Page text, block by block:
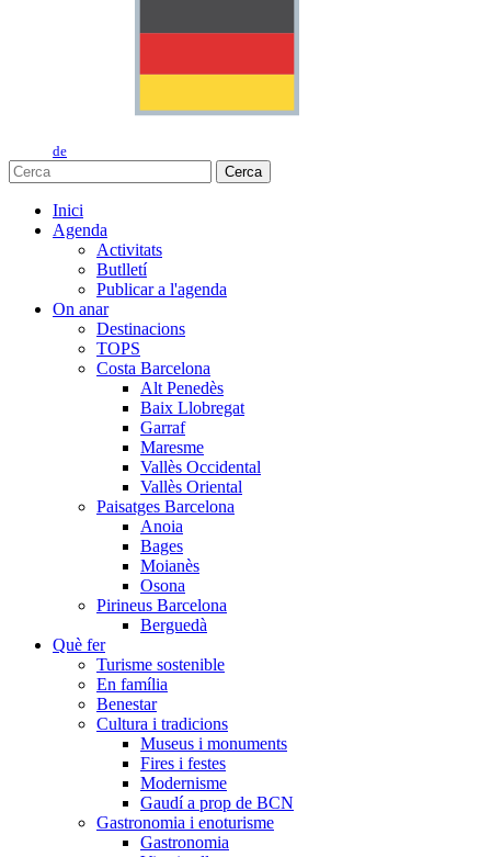
de
Cerca
Inici
Agenda
Activitats
Butlletí
Publicar a l'agenda
On anar
Destinacions
TOPS
Costa Barcelona
Alt Penedès
Baix Llobregat
Garraf
Maresme
Vallès Occidental
Vallès Oriental
Paisatges Barcelona
Anoia
Bages
Moianès
Osona
Pirineus Barcelona
Berguedà
Què fer
Turisme sostenible
En família
Benestar
Cultura i tradicions
Museus i monuments
Fires i festes
Modernisme
Gaudí a prop de BCN
Gastronomia i enoturisme
Gastronomia